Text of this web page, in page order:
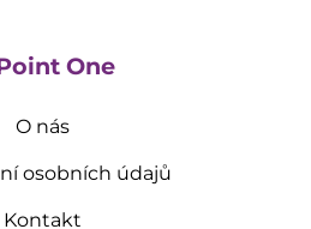
One
O nás
osobních údajů
Kontakt